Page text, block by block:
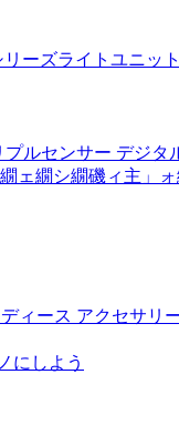
ーズライトユニッ
プルセンサー デジタ
ェ繝シ繝磯ィ主」
ース アクセサリ
にしよう